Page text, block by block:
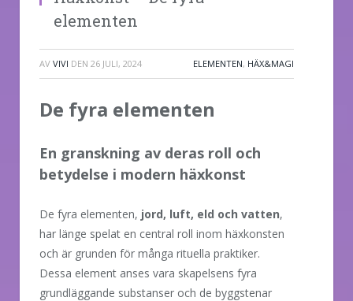
elementen
AV VIVI DEN 26 JULI, 2024 ELEMENTEN, HÄX&MAGI
De fyra elementen
En granskning av deras roll och
betydelse i modern häxkonst
De fyra elementen, jord, luft, eld och vatten,
har länge spelat en central roll inom häxkonsten
och är grunden för många rituella praktiker.
Dessa element anses vara skapelsens fyra
grundläggande substanser och de byggstenar